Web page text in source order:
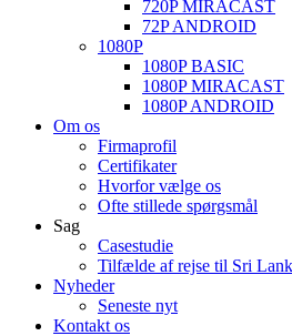
720P MIRACAST
72P ANDROID
1080P
1080P BASIC
1080P MIRACAST
1080P ANDROID
Om os
Firmaprofil
Certifikater
Hvorfor vælge os
Ofte stillede spørgsmål
Sag
Casestudie
Tilfælde af rejse til Sri
Nyheder
Seneste nyt
Kontakt os